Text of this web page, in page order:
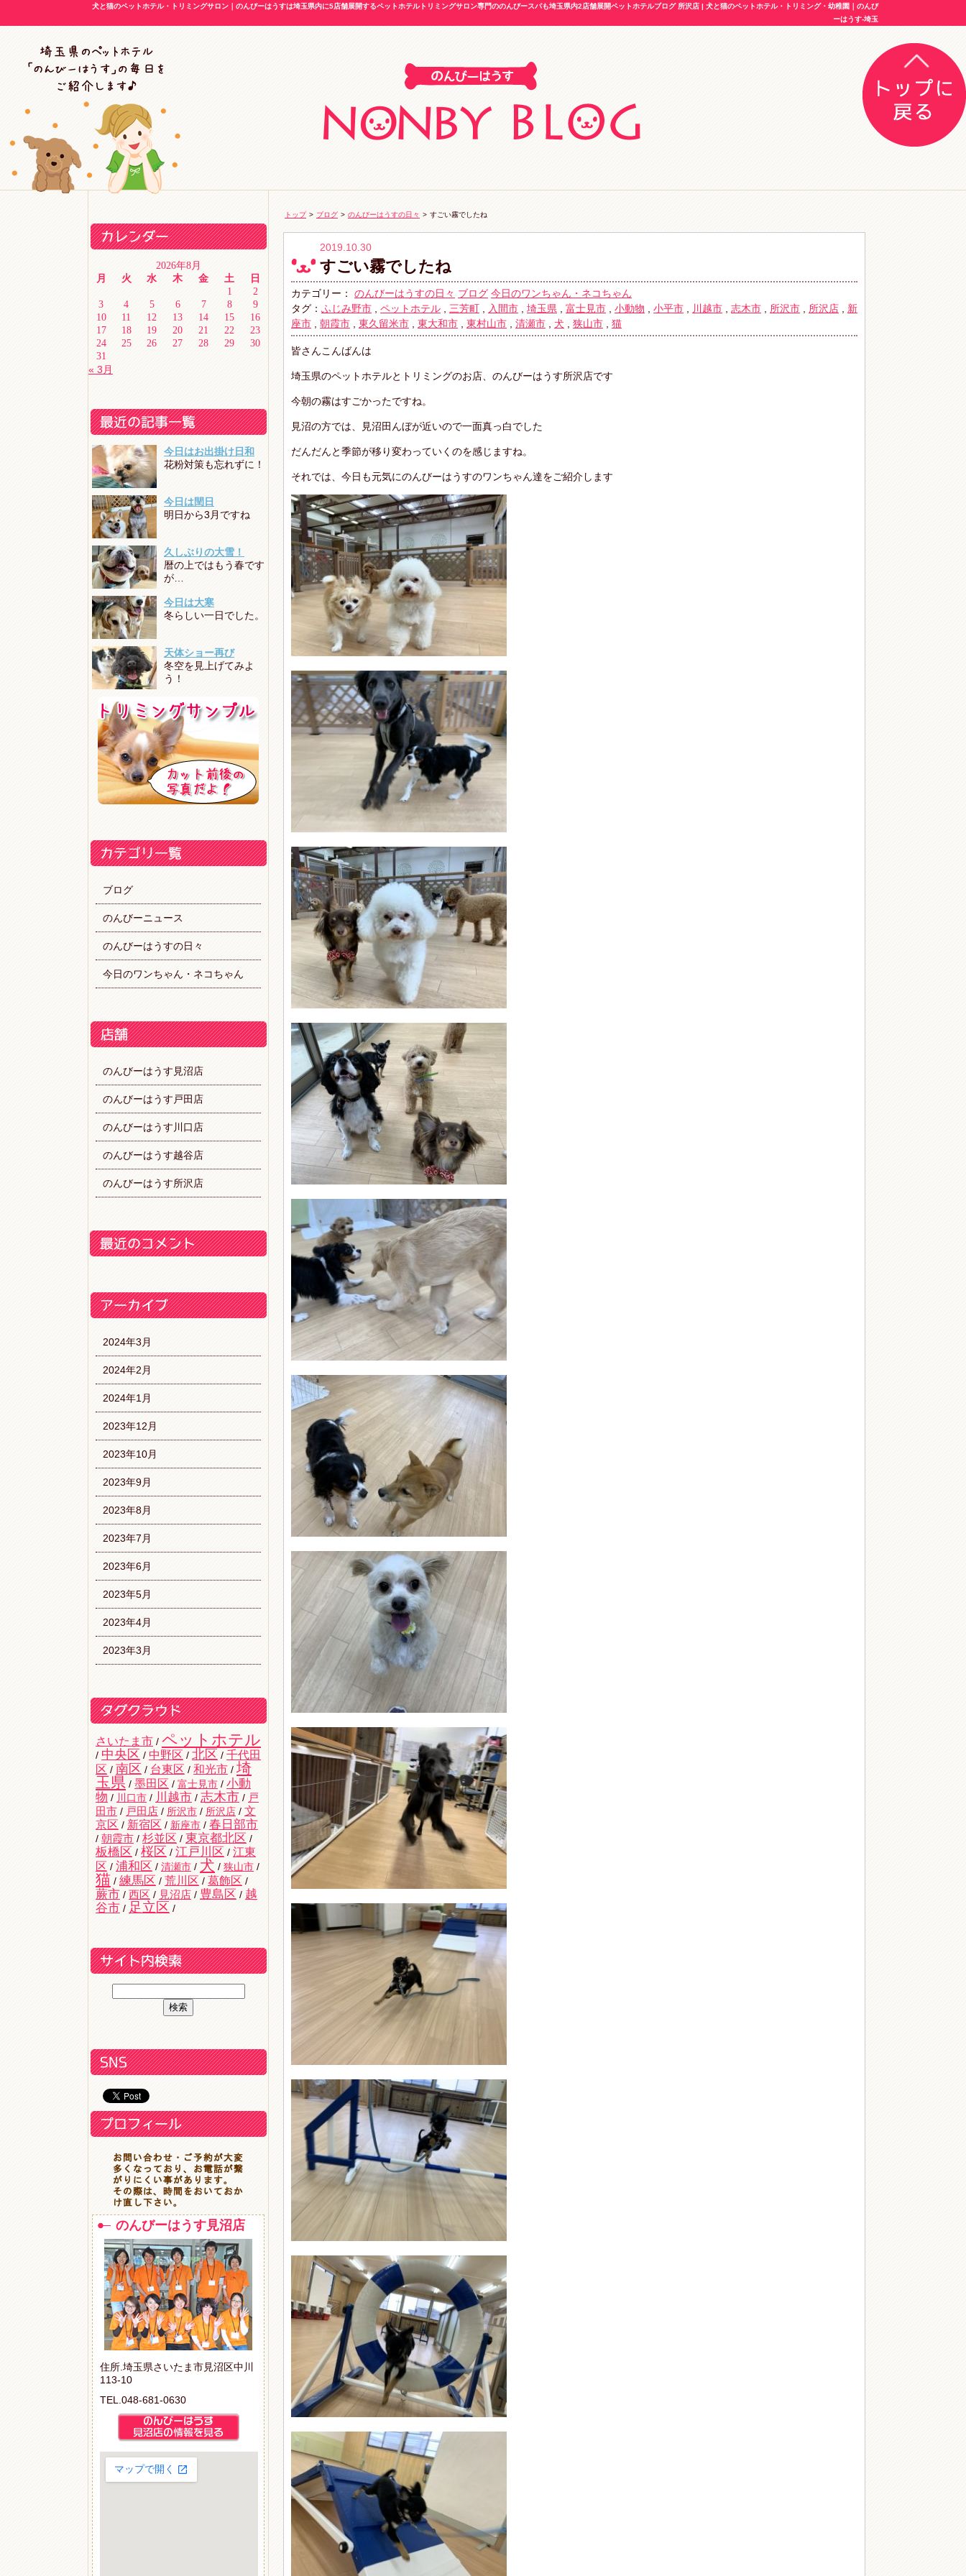
犬と猫のペットホテル・トリミングサロン｜のんびーはうすは埼玉県内に5店舗展開するペットホテルトリミングサロン専門ののんびースパも埼玉県内2店舗展開ペットホテルブログ 所沢店 | 犬と猫のペットホテル・トリミング・幼稚園｜のんび
ーはうす-埼玉
2026年8月
月
火 水 木 金 土
日
1
2
3
4 5 6 7 8
9
10
11 12 13 14 15
16
17
18 19 20 21 22
23
24
25 26 27 28 29
30
31
« 3月
今日はお出掛け日和
花粉対策も忘れずに！
今日は閏日
明日から3月ですね
久しぶりの大雪！
暦の上ではもう春です
が…
今日は大寒
冬らしい一日でした。
天体ショー再び
冬空を見上げてみよ
う！
ブログ
のんびーニュース
のんびーはうすの日々
今日のワンちゃん・ネコちゃん
のんびーはうす見沼店
のんびーはうす戸田店
のんびーはうす川口店
のんびーはうす越谷店
のんびーはうす所沢店
2024年3月
2024年2月
2024年1月
2023年12月
2023年10月
2023年9月
2023年8月
2023年7月
2023年6月
2023年5月
2023年4月
2023年3月
さいたま市 / ペットホテル
/ 中央区 / 中野区 / 北区 / 千代田
区 / 南区 / 台東区 / 和光市 / 埼
玉県 / 墨田区 / 富士見市 / 小動
物 / 川口市 / 川越市 / 志木市 / 戸
田市 / 戸田店 / 所沢市 / 所沢店 / 文
京区 / 新宿区 / 新座市 / 春日部市
/ 朝霞市 / 杉並区 / 東京都北区 /
板橋区 / 桜区 / 江戸川区 / 江東
区 / 浦和区 / 清瀬市 / 犬 / 狭山市 /
猫 / 練馬区 / 荒川区 / 葛飾区 /
蕨市 / 西区 / 見沼店 / 豊島区 / 越
谷市 / 足立区 /
のんびーはうす見沼店
住所.埼玉県さいたま市見沼区中川
113-10
TEL.048-681-0630
トップ > ブログ > のんびーはうすの日々 > すごい霧でしたね
2019.10.30
すごい霧でしたね
カテゴリー： のんびーはうすの日々 ブログ 今日のワンちゃん・ネコちゃん
タグ： ふじみ野市 ペットホテル 三芳町 入間市 埼玉県 富士見市 小動物 小平市 川越市 志木市 所沢市 所沢店
新
座市
朝霞市 東久留米市 東大和市 東村山市 清瀬市 犬 狭山市 猫
皆さんこんばんは
埼玉県のペットホテルとトリミングのお店、のんびーはうす所沢店です
今朝の霧はすごかったですね。
見沼の方では、見沼田んぼが近いので一面真っ白でした
だんだんと季節が移り変わっていくのを感じますね。
それでは、今日も元気にのんびーはうすのワンちゃん達をご紹介します